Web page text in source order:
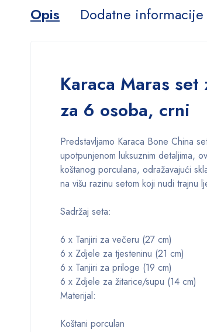
Opis Dodatne informacije
Karaca Maras
za 6 osoba, crni
Predstavljamo Karaca Bone China
upotpunjenom luksuznim detaljima,
koštanog porculana, odražavajući
na višu razinu setom koji nudi trajnu
Sadržaj seta:
6 x Tanjiri za večeru (27 cm)
6 x Zdjele za tjesteninu (21 cm)
6 x Tanjiri za priloge (19 cm)
6 x Zdjele za žitarice/supu (14 cm)
Materijal:
Koštani porculan